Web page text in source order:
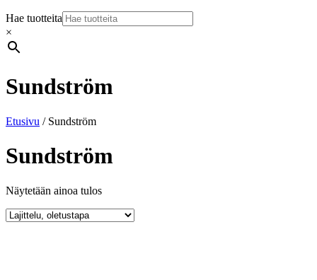
Hae tuotteita
×
Sundström
Etusivu / Sundström
Sundström
Näytetään ainoa tulos